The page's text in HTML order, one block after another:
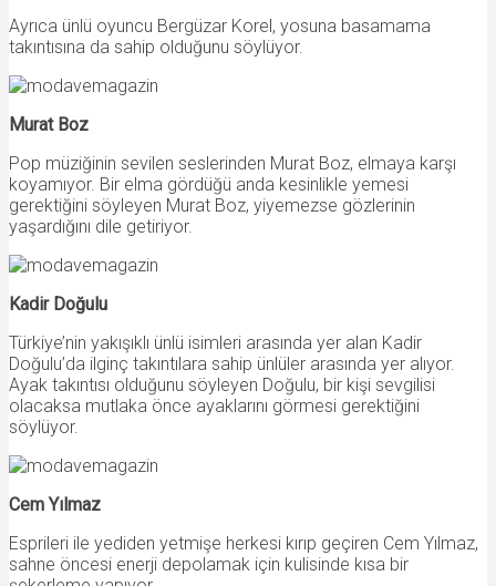
Ayrıca ünlü oyuncu Bergüzar Korel, yosuna basamama
takıntısına da sahip olduğunu söylüyor.
Murat Boz
Pop müziğinin sevilen seslerinden Murat Boz, elmaya karşı
koyamıyor. Bir elma gördüğü anda kesinlikle yemesi
gerektiğini söyleyen Murat Boz, yiyemezse gözlerinin
yaşardığını dile getiriyor.
Kadir Doğulu
Türkiye’nin yakışıklı ünlü isimleri arasında yer alan Kadir
Doğulu’da ilginç takıntılara sahip ünlüler arasında yer alıyor.
Ayak takıntısı olduğunu söyleyen Doğulu, bir kişi sevgilisi
olacaksa mutlaka önce ayaklarını görmesi gerektiğini
söylüyor.
Cem Yılmaz
Esprileri ile yediden yetmişe herkesi kırıp geçiren Cem Yılmaz,
sahne öncesi enerji depolamak için kulisinde kısa bir